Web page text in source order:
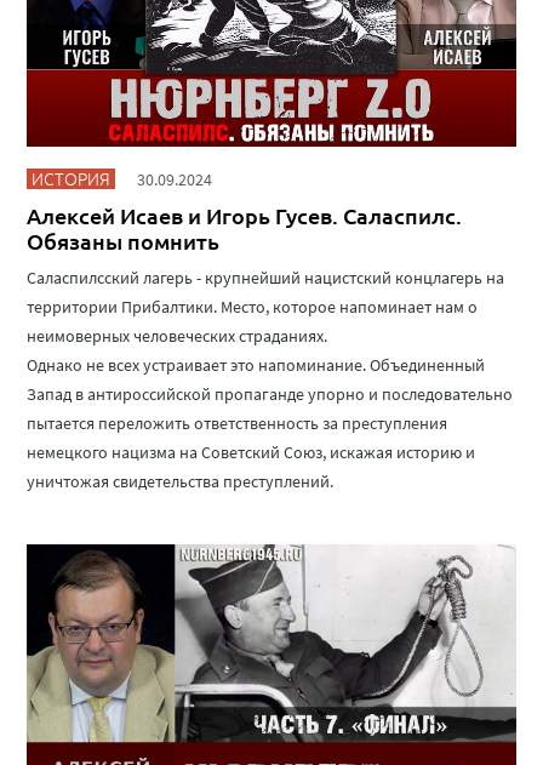
ИСТОРИЯ 30.09.2024
Алексей Исаев и Игорь Гусев. Саласпилс.
Обязаны помнить
Саласпилсский лагерь - крупнейший нацистский концлагерь на
территории Прибалтики. Место, которое напоминает нам о
неимоверных человеческих страданиях.
Однако не всех устраивает это напоминание. Объединенный
Запад в антироссийской пропаганде упорно и последовательно
пытается переложить ответственность за преступления
немецкого нацизма на Советский Союз, искажая историю и
уничтожая свидетельства преступлений.